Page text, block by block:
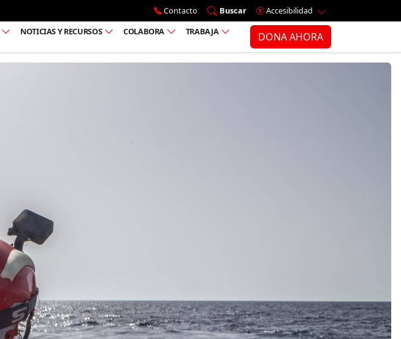
Ir al menú principal
Contacto Buscar
Accesibilidad
NOTICIAS Y RECURSOS COLABORA TRABAJA DONA AHORA